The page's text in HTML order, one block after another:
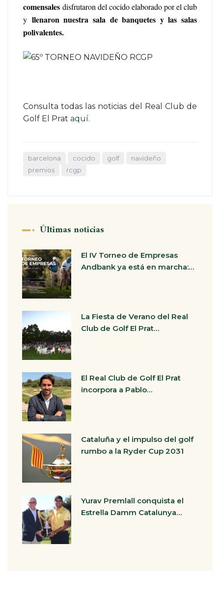
comensales disfrutaron del cocido elaborado por el club
y llenaron nuestra sala de banquetes y las salas
polivalentes.
Consulta todas las noticias del Real Club de
Golf El Prat aquí.
barcelona cocido golf
navideño
premios
rcgp
Últimas noticias
El IV Torneo de Empresas
Andbank ya está en marcha:…
La Fiesta de Verano del Real
Club de Golf El Prat…
El Real Club de Golf El Prat
incorpora a Pablo…
Cataluña y el impulso del golf
rumbo a la Ryder Cup 2031
Yurav Premlall conquista el
Estrella Damm Catalunya…